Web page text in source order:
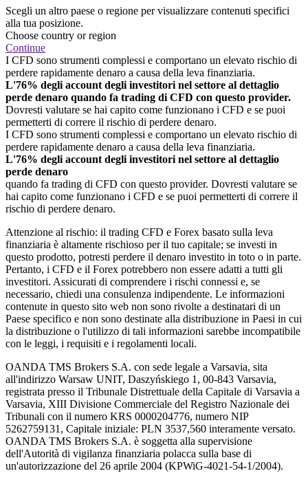
Scegli un altro paese o regione per visualizzare contenuti specifici
alla tua posizione.
Choose country or region
Continue
I CFD sono strumenti complessi e comportano un elevato rischio di
perdere rapidamente denaro a causa della leva finanziaria.
L'76% degli account degli investitori nel settore al dettaglio
perde denaro quando fa trading di CFD con questo provider.
Dovresti valutare se hai capito come funzionano i CFD e se puoi
permetterti di correre il rischio di perdere denaro.
I CFD sono strumenti complessi e comportano un elevato rischio di
perdere rapidamente denaro a causa della leva finanziaria.
L'76% degli account degli investitori nel settore al dettaglio
perde denaro
quando fa trading di CFD con questo provider. Dovresti valutare se
hai capito come funzionano i CFD e se puoi permetterti di correre il
rischio di perdere denaro.
Attenzione al rischio: il trading CFD e Forex basato sulla leva
finanziaria è altamente rischioso per il tuo capitale; se investi in
questo prodotto, potresti perdere il denaro investito in toto o in parte.
Pertanto, i CFD e il Forex potrebbero non essere adatti a tutti gli
investitori. Assicurati di comprendere i rischi connessi e, se
necessario, chiedi una consulenza indipendente. Le informazioni
contenute in questo sito web non sono rivolte a destinatari di un
Paese specifico e non sono destinate alla distribuzione in Paesi in cui
la distribuzione o l'utilizzo di tali informazioni sarebbe incompatibile
con le leggi, i requisiti e i regolamenti locali.
OANDA TMS Brokers S.A. con sede legale a Varsavia, sita
all'indirizzo Warsaw UNIT, Daszyńskiego 1, 00-843 Varsavia,
registrata presso il Tribunale Distrettuale della Capitale di Varsavia a
Varsavia, XIII Divisione Commerciale del Registro Nazionale dei
Tribunali con il numero KRS 0000204776, numero NIP
5262759131, Capitale iniziale: PLN 3537,560 interamente versato.
OANDA TMS Brokers S.A. è soggetta alla supervisione
dell'Autorità di vigilanza finanziaria polacca sulla base di
un'autorizzazione del 26 aprile 2004 (KPWiG-4021-54-1/2004).